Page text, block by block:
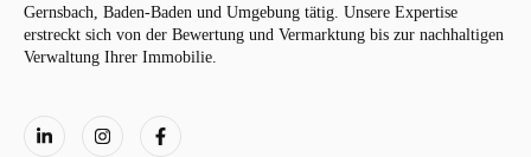
Gernsbach, Baden-Baden und Umgebung tätig. Unsere Expertise
erstreckt sich von der Bewertung und Vermarktung bis zur nachhaltigen
Verwaltung Ihrer Immobilie.